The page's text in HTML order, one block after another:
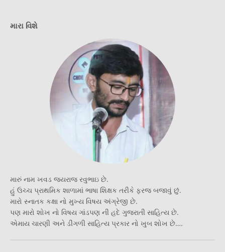
મારા વિશે
મારું નામ ખવડ જયરાજ રવુભાઇ છે.
હું ઉચ્ચ પ્રાથમિક શાળામાં ભાષા શિક્ષક તરીકે ફરજ બજાવું છું.
મારો સ્નાતક કક્ષા નો મુખ્ય વિષય અંગ્રેજી છે.
પણ મારો શોખ નો વિષય ગાંડપણ ની હદે ગુજરાતી સાહિત્ય છે.
એમાય ચારણી અને ડીંગળી સાહિત્ય પ્રકાર નો ખુબ શોખ છે….